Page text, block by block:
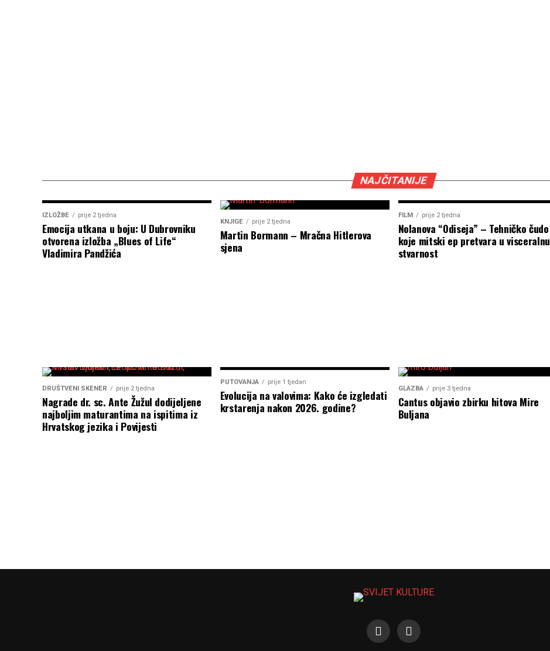
NAJČITANIJE
IZLOŽBE prije 2 tjedna
Emocija utkana u boju: U Dubrovniku
otvorena izložba „Blues of Life“
Vladimira Pandžića
KNJIGE prije 2 tjedna
Martin Bormann – Mračna Hitlerova
sjena
FILM prije 2 tjedna
Nolanova “Odiseja” – Tehničko čudo
koje mitski ep pretvara u visceralnu
stvarnost
DRUŠTVENI SKENER prije 2 tjedna
Nagrade dr. sc. Ante Žužul dodijeljene
najboljim maturantima na ispitima iz
Hrvatskog jezika i Povijesti
PUTOVANJA prije 1 tjedan
Evolucija na valovima: Kako će izgledati
krstarenja nakon 2026. godine?
GLAZBA prije 3 tjedna
Cantus objavio zbirku hitova Mire
Buljana